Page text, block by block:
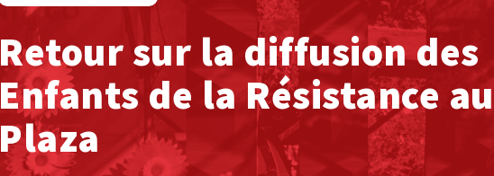
Retour sur la diffusion des
Enfants de la Résistance au
Plaza